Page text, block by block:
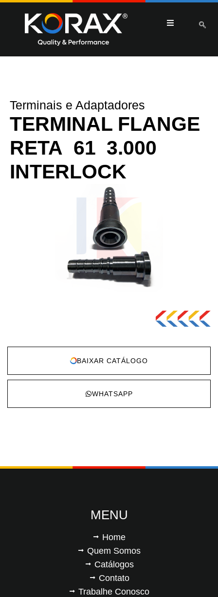
Terminais e Adaptadores
TERMINAL FLANGE
RETA 61 3.000
INTERLOCK
BAIXAR CATÁLOGO
WHATSAPP
MENU
Home
Quem Somos
Catálogos
Contato
Trabalhe Conosco